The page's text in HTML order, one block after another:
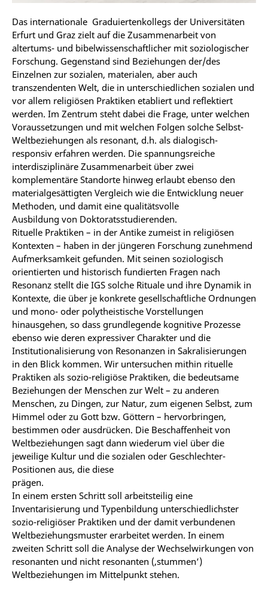
Das internationale Graduiertenkollegs der Universitäten
Erfurt und Graz zielt auf die Zusammenarbeit von
altertums- und bibelwissenschaftlicher mit soziologischer
Forschung. Gegenstand sind Beziehungen der/des
Einzelnen zur sozialen, materialen, aber auch
transzendenten Welt, die in unterschiedlichen sozialen und
vor allem religiösen Praktiken etabliert und reflektiert
werden. Im Zentrum steht dabei die Frage, unter welchen
Voraussetzungen und mit welchen Folgen solche Selbst-
Weltbeziehungen als resonant, d.h. als dialogisch-
responsiv erfahren werden. Die spannungsreiche
interdisziplinäre Zusammenarbeit über zwei
komplementäre Standorte hinweg erlaubt ebenso den
materialgesättigten Vergleich wie die Entwicklung neuer
Methoden, und damit eine qualitätsvolle
Ausbildung von Doktoratsstudierenden.
Rituelle Praktiken – in der Antike zumeist in religiösen
Kontexten – haben in der jüngeren Forschung zunehmend
Aufmerksamkeit gefunden. Mit seinen soziologisch
orientierten und historisch fundierten Fragen nach
Resonanz stellt die IGS solche Rituale und ihre Dynamik in
Kontexte, die über je konkrete gesellschaftliche Ordnungen
und mono- oder polytheistische Vorstellungen
hinausgehen, so dass grundlegende kognitive Prozesse
ebenso wie deren expressiver Charakter und die
Institutionalisierung von Resonanzen in Sakralisierungen
in den Blick kommen. Wir untersuchen mithin rituelle
Praktiken als sozio-religiöse Praktiken, die bedeutsame
Beziehungen der Menschen zur Welt – zu anderen
Menschen, zu Dingen, zur Natur, zum eigenen Selbst, zum
Himmel oder zu Gott bzw. Göttern – hervorbringen,
bestimmen oder ausdrücken. Die Beschaffenheit von
Weltbeziehungen sagt dann wiederum viel über die
jeweilige Kultur und die sozialen oder Geschlechter-
Positionen aus, die diese
prägen.
In einem ersten Schritt soll arbeitsteilig eine
Inventarisierung und Typenbildung unterschiedlichster
sozio-religiöser Praktiken und der damit verbundenen
Weltbeziehungsmuster erarbeitet werden. In einem
zweiten Schritt soll die Analyse der Wechselwirkungen von
resonanten und nicht resonanten (‚stummen‘)
Weltbeziehungen im Mittelpunkt stehen.